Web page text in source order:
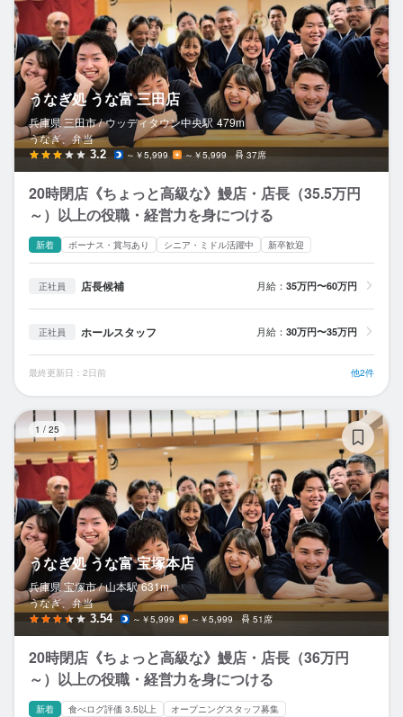
うなぎ処 うな富 三田店
兵庫県 三田市 / ウッディタウン中央駅 479m
うなぎ、弁当
3.2 ～￥5,999 ～￥5,999 37席
20時閉店《ちょっと高級な》鰻店・店長（35.5万円
～）以上の役職・経営力を身につける
新着 ボーナス・賞与あり シニア・ミドル活躍中 新卒歓迎
正社員 店長候補 月給： 35万円〜60万円
正社員 ホールスタッフ 月給： 30万円〜35万円
最終更新日：2日前 他2件
1 / 25
うなぎ処 うな富 宝塚本店
兵庫県 宝塚市 / 山本駅 631m
うなぎ、弁当
3.54 ～￥5,999 ～￥5,999 51席
20時閉店《ちょっと高級な》鰻店・店長（36万円
～）以上の役職・経営力を身につける
新着 食べログ評価 3.5以上
オープニングスタッフ募集